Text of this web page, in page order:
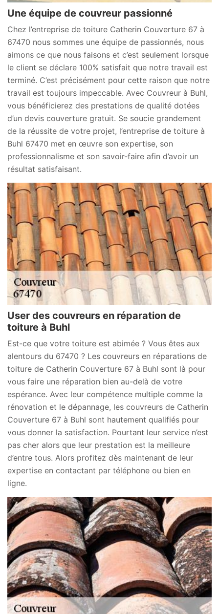
Une équipe de couvreur passionné
Chez l’entreprise de toiture Catherin Couverture 67 à
67470 nous sommes une équipe de passionnés, nous
aimons ce que nous faisons et c’est seulement lorsque
le client se déclare 100% satisfait que notre travail est
terminé. C’est précisément pour cette raison que notre
travail est toujours impeccable. Avec Couvreur à Buhl,
vous bénéficierez des prestations de qualité dotées
d’un devis couverture gratuit. Se soucie grandement
de la réussite de votre projet, l’entreprise de toiture à
Buhl 67470 met en œuvre son expertise, son
professionnalisme et son savoir-faire afin d’avoir un
résultat satisfaisant.
User des couvreurs en réparation de
toiture à Buhl
Est-ce que votre toiture est abimée ? Vous êtes aux
alentours du 67470 ? Les couvreurs en réparations de
toiture de Catherin Couverture 67 à Buhl sont là pour
vous faire une réparation bien au-delà de votre
espérance. Avec leur compétence multiple comme la
rénovation et le dépannage, les couvreurs de Catherin
Couverture 67 à Buhl sont hautement qualifiés pour
vous donner la satisfaction. Pourtant leur service n’est
pas cher alors que leur prestation est la meilleure
d’entre tous. Alors profitez dès maintenant de leur
expertise en contactant par téléphone ou bien en
ligne.